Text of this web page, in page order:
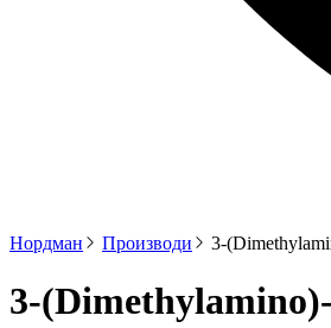
Нордман Производи 3-
3-